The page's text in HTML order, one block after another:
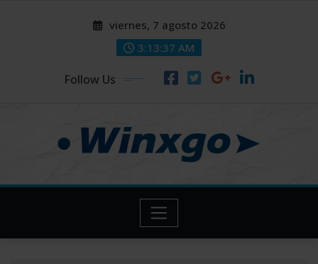
viernes, 7 agosto 2026
3:13:38 AM
Follow Us